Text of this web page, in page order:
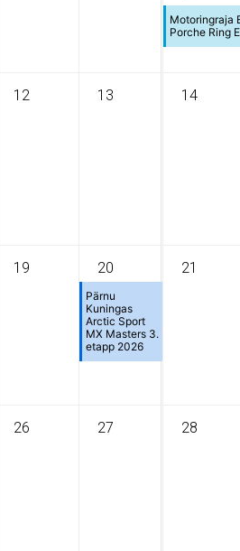
Motoringraja
Porche Ring
12 13 14
19 20
Pärnu
Kuningas
Arctic Sport
MX Masters 3.
etapp 2026
21
26 27 28